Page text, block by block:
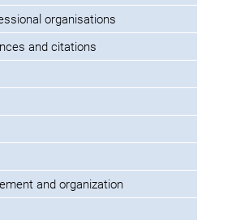
organisations
and citations
and organization